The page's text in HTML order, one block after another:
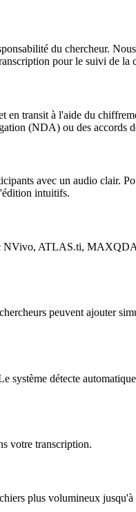
du chercheur.
pour le suivi de la
transit à l'aide du
(NDA) ou des accords
avec un audio clair.
intuitifs.
NVivo, ATLAS.ti,
peuvent ajouter
détecte
votre transcription.
plus volumineux jusqu'à